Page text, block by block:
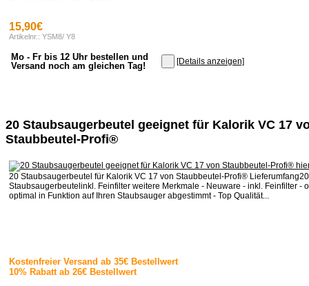
15,90€
Artikelnr.: YSM8/ Y8
Mo - Fr bis 12 Uhr bestellen und
Versand noch am gleichen Tag!
[Details anzeigen]
20 Staubsaugerbeutel geeignet für Kalorik VC 17
Staubbeutel-Profi®
20 Staubsaugerbeutel für Kalorik VC 17 von Staubbeutel-Profi®
Staubsaugerbeutelinkl. Feinfilter weitere Merkmale - Neuware - inkl. Feinfilter -
optimal in Funktion auf Ihren Staubsauger abgestimmt - Top Qualität...
Kostenfreier Versand ab 35€ Bestellwert
10% Rabatt ab 26€ Bestellwert